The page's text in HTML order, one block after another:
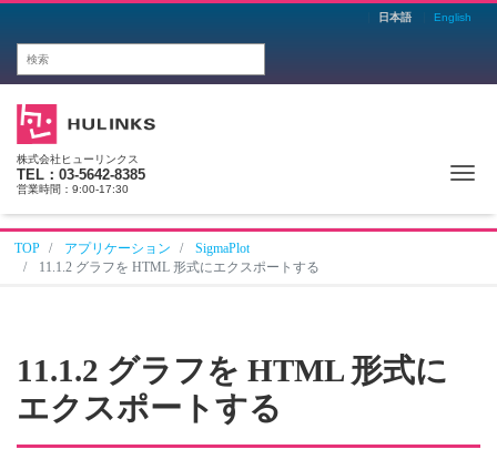
日本語 English
株式会社ヒューリンクス
TEL：03-5642-8385
営業時間：9:00-17:30
TOP アプリケーション
SigmaPlot
11.1.2 グラフを HTML 形式にエクスポートする
11.1.2 グラフを HTML 形式に
エクスポートする